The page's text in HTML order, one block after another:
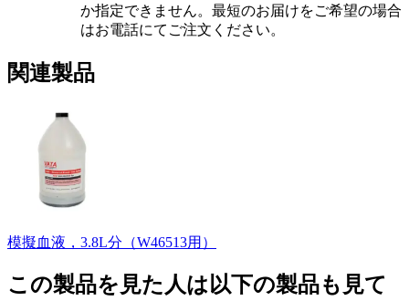
か指定できません。最短のお届けをご希望の場合
はお電話にてご注文ください。
関連製品
模擬血液，3.8L分（W46513用）
この製品を見た人は以下の製品も見て